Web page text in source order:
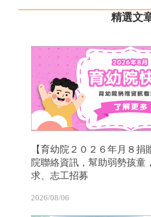
精選文
【育幼院２０２６年月８捐
院聯絡資訊，幫助弱勢孩童
求、志工招募
2026/08/06